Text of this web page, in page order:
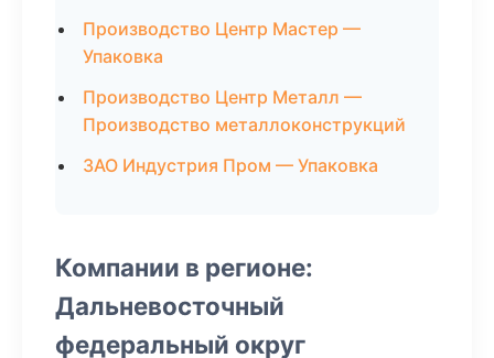
Производство Центр Мастер —
Упаковка
Производство Центр Металл —
Производство металлоконструкций
ЗАО Индустрия Пром — Упаковка
Компании в регионе:
Дальневосточный
федеральный округ